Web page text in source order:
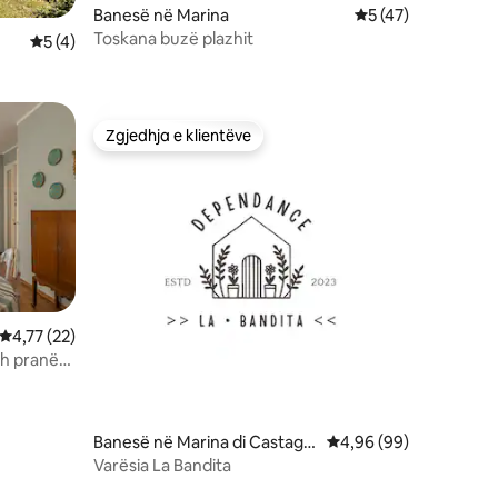
Vlerësimi mesatar 5 nga 5, 4 vlerësime
5 (4)
Banesë në Marina Vlerësimi mesatar
5 (47)
Toskana buzë plazhit
Vlerësimi mesatar 4,77 nga 5, 22 vlerësime
4,77 (22)
pranë
Zgjedhja e klientëve
Zgjedhja e klientëve
Banesë në Marina di Castagn
eto Carducci
Vlerësimi mesatar
4,96 (99)
Varësia La Bandita